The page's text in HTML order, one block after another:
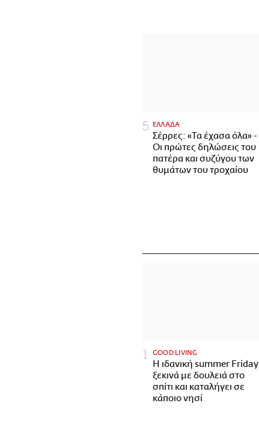
ΕΛΛΑΔΑ
Σέρρες: «Τα έχασα όλα» -
Οι πρώτες δηλώσεις του
πατέρα και συζύγου των
θυμάτων του τροχαίου
GOOD LIVING
Η ιδανική summer Friday
ξεκινά με δουλειά στο
σπίτι και καταλήγει σε
κάποιο νησί